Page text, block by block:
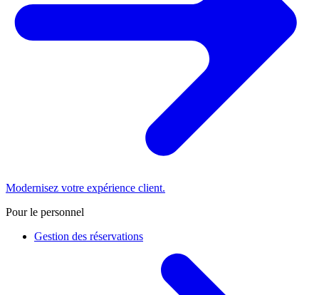
Modernisez votre expérience client.
Pour le personnel
Gestion des réservations